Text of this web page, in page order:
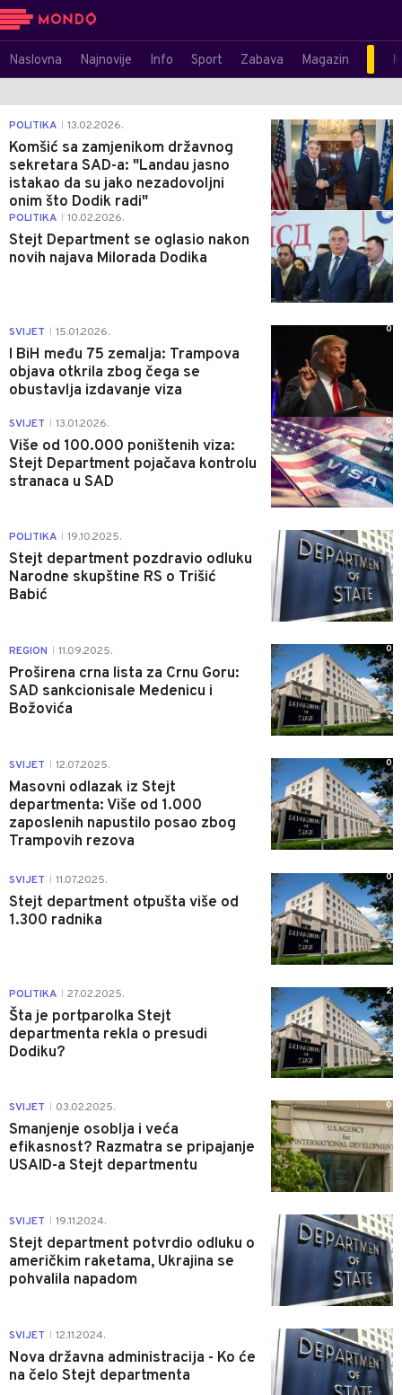
Naslovna Najnovije Info Sport Zabava Magazin
POLITIKA 13.02.2026.
Komšić sa zamjenikom državnog
sekretara SAD-a: "Landau jasno
istakao da su jako nezadovoljni
onim što Dodik radi"
1
POLITIKA 10.02.2026.
Stejt Department se oglasio nakon
novih najava Milorada Dodika
0
SVIJET 15.01.2026.
I BiH među 75 zemalja: Trampova
objava otkrila zbog čega se
obustavlja izdavanje viza
0
SVIJET 13.01.2026.
Više od 100.000 poništenih viza:
Stejt Department pojačava kontrolu
stranaca u SAD
0
POLITIKA 19.10.2025.
Stejt department pozdravio odluku
Narodne skupštine RS o Trišić
Babić
1
REGION 11.09.2025.
Proširena crna lista za Crnu Goru:
SAD sankcionisale Medenicu i
Božovića
0
SVIJET 12.07.2025.
Masovni odlazak iz Stejt
departmenta: Više od 1.000
zaposlenih napustilo posao zbog
Trampovih rezova
0
SVIJET 11.07.2025.
Stejt department otpušta više od
1.300 radnika
0
POLITIKA 27.02.2025.
Šta je portparolka Stejt
departmenta rekla o presudi
Dodiku?
2
SVIJET 03.02.2025.
Smanjenje osoblja i veća
efikasnost? Razmatra se pripajanje
USAID-a Stejt departmentu
0
SVIJET 19.11.2024.
Stejt department potvrdio odluku o
američkim raketama, Ukrajina se
pohvalila napadom
0
SVIJET 12.11.2024.
Nova državna administracija - Ko će
na čelo Stejt departmenta
0